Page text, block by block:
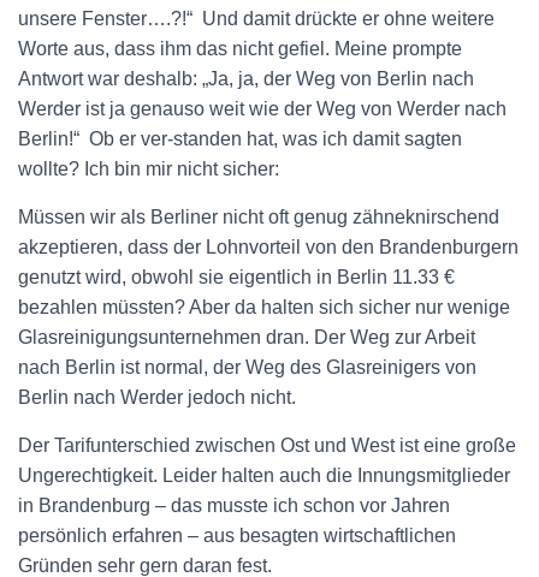
unsere Fenster….?!“ Und damit drückte er ohne weitere
Worte aus, dass ihm das nicht gefiel. Meine prompte
Antwort war deshalb: „Ja, ja, der Weg von Berlin nach
Werder ist ja genauso weit wie der Weg von Werder nach
Berlin!“ Ob er ver-standen hat, was ich damit sagten
wollte? Ich bin mir nicht sicher:
Müssen wir als Berliner nicht oft genug zähneknirschend
akzeptieren, dass der Lohnvorteil von den Brandenburgern
genutzt wird, obwohl sie eigentlich in Berlin 11.33 €
bezahlen müssten? Aber da halten sich sicher nur wenige
Glasreinigungsunternehmen dran. Der Weg zur Arbeit
nach Berlin ist normal, der Weg des Glasreinigers von
Berlin nach Werder jedoch nicht.
Der Tarifunterschied zwischen Ost und West ist eine große
Ungerechtigkeit. Leider halten auch die Innungsmitglieder
in Brandenburg – das musste ich schon vor Jahren
persönlich erfahren – aus besagten wirtschaftlichen
Gründen sehr gern daran fest.